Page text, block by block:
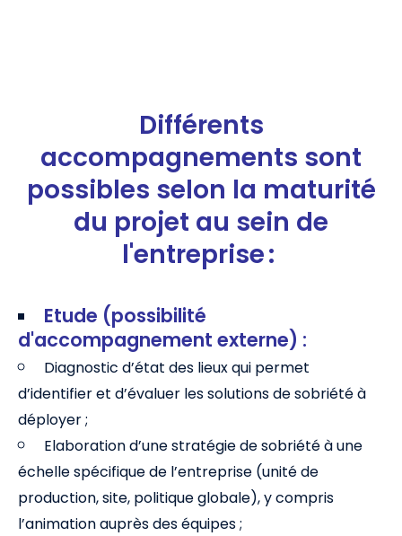
Différents
accompagnements sont
possibles selon la maturité
du projet au sein de
l'entreprise :
Etude (possibilité
d'accompagnement externe) :
Diagnostic d’état des lieux qui permet
d’identifier et d’évaluer les solutions de sobriété à
déployer ;
Elaboration d’une stratégie de sobriété à une
échelle spécifique de l’entreprise (unité de
production, site, politique globale), y compris
l’animation auprès des équipes ;